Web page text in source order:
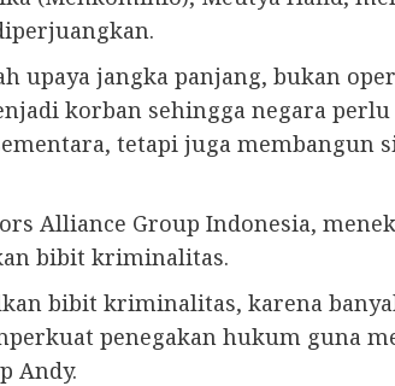
upaya jangka panjang, bukan
korban sehingga negara
tetapi juga
Alliance Group Indonesia,
bibit kriminalitas.
bibit kriminalitas, karena
penegakan hukum guna
Andy.